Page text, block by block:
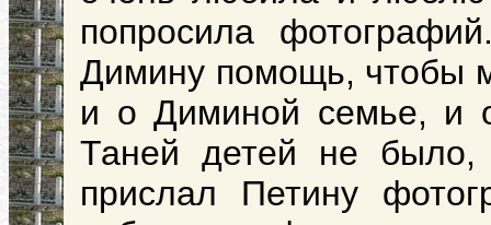
попросила
Димину помощь, чтобы
и о Диминой семье, и
Таней детей не
прислал Петину